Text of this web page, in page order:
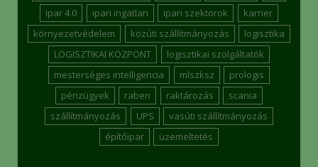
Ipar 4.0
ipari ingatlan ipari szektorok
karrier
környezetvédelem
közúti szállítmányozás
logisztika
LOGISZTIKAI KÖZPONT
logisztikai szolgáltatók
mesterséges intelligencia
mlszksz
prologis
pénzügyek
raben raktározás
scania
szállítmányozás
UPS
vasúti szállítmányozás
építőipar
üzemeltetés